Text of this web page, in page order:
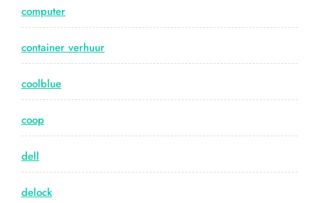
computer
container verhuur
coolblue
coop
dell
delock